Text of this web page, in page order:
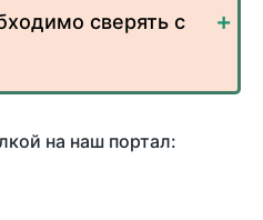
сверять с
на наш портал: